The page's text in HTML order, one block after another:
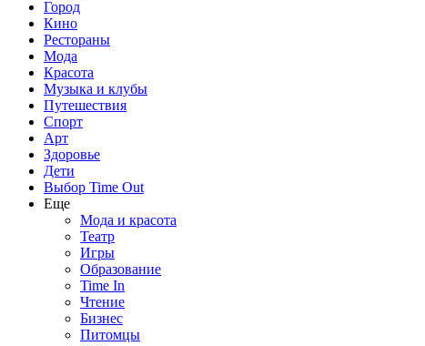
Город
Кино
Рестораны
Мода
Красота
Музыка и клубы
Путешествия
Спорт
Арт
Здоровье
Дети
Выбор Time Out
Еще
Мода и красота
Театр
Игры
Образование
Time In
Чтение
Бизнес
Питомцы